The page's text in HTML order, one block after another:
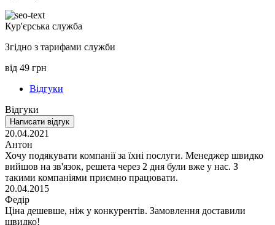
Кур'єрська служба
Згідно з тарифами служби
від 49 грн
Відгуки
Відгуки
Написати відгук
20.04.2021
Антон
Хочу подякувати компанії за їхні послуги. Менеджер швидко
вийшов на зв'язок, решета через 2 дня були вже у нас. З
такими компаніями приємно працювати.
20.04.2015
Федір
Ціна дешевше, ніж у конкурентів. Замовлення доставили
швидко!